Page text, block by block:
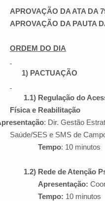
APROVAÇÃO DA ATA DA
APROVAÇÃO DA PAUTA
ORDEM DO DIA
1) PACTUAÇÃO
1.1) Regulação do
Física e Reabilitação
: Dir. Gestão
Saúde/SES e SMS de
Tempo: 10 minutos
1.2) Rede de Atenção
Apresentação:
Tempo: 10 minutos